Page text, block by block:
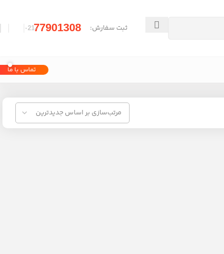
ثبت سفارش: 77901308
-۰21
تماس با ما